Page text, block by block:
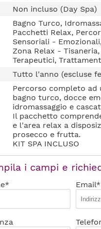
Non incluso (Day Spa)
Bagno Turco,
Pacchetti Relax,
Sensoriali -
Zona Relax -
Terapeutici,
Tutto l'anno (escluse
Percorso completo ad
bagno turco, docce
idromassaggio e
Il pacchetto
e l'area relax a
prosecco e frutta.
KIT SPA INCLUSO
i campi e
Email*